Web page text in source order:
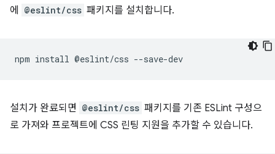
에
@eslint/css 패키지를 설치합니다.
설치가 완료되면 @eslint/css 패키지를 기존 ESLint 구성으
로 가져와 프로젝트에 CSS 린팅 지원을 추가할 수 있습니다.